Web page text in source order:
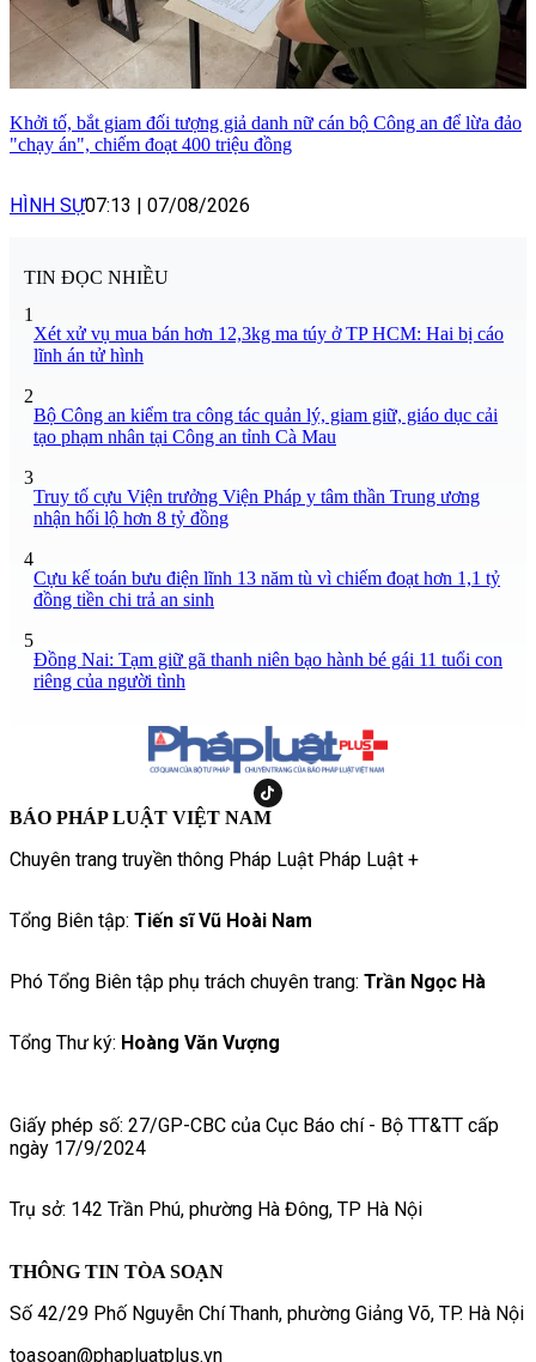
Khởi tố, bắt giam đối tượng giả danh nữ cán bộ Công an để lừa đảo
"chạy án", chiếm đoạt 400 triệu đồng
HÌNH SỰ07:13 | 07/08/2026
TIN ĐỌC NHIỀU
1
Xét xử vụ mua bán hơn 12,3kg ma túy ở TP HCM: Hai bị cáo
lĩnh án tử hình
2
Bộ Công an kiểm tra công tác quản lý, giam giữ, giáo dục cải
tạo phạm nhân tại Công an tỉnh Cà Mau
3
Truy tố cựu Viện trưởng Viện Pháp y tâm thần Trung ương
nhận hối lộ hơn 8 tỷ đồng
4
Cựu kế toán bưu điện lĩnh 13 năm tù vì chiếm đoạt hơn 1,1 tỷ
đồng tiền chi trả an sinh
5
Đồng Nai: Tạm giữ gã thanh niên bạo hành bé gái 11 tuổi con
riêng của người tình
BÁO PHÁP LUẬT VIỆT NAM
Chuyên trang truyền thông Pháp Luật Pháp Luật +
Tổng Biên tập: Tiến sĩ Vũ Hoài Nam
Phó Tổng Biên tập phụ trách chuyên trang: Trần Ngọc Hà
Tổng Thư ký: Hoàng Văn Vượng
Giấy phép số: 27/GP-CBC của Cục Báo chí - Bộ TT&TT cấp
ngày 17/9/2024
Trụ sở: 142 Trần Phú, phường Hà Đông, TP Hà Nội
THÔNG TIN TÒA SOẠN
Số 42/29 Phố Nguyễn Chí Thanh, phường Giảng Võ, TP. Hà Nội
toasoan@phapluatplus.vn